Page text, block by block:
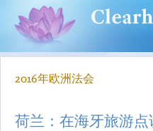
2016年欧洲法会
荷兰：在海牙旅游点